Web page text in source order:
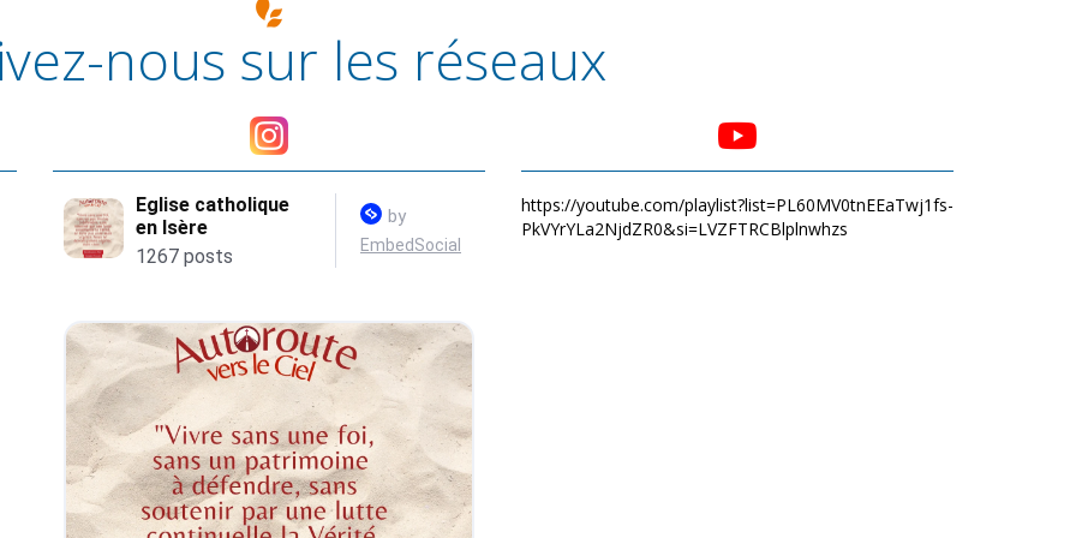
nous sur les réseaux
https://youtube.com/playlist?list=PL60MV0tnEEaTwj1fs-
PkVYrYLa2NjdZR0&si=LVZFTRCBlplnwhzs